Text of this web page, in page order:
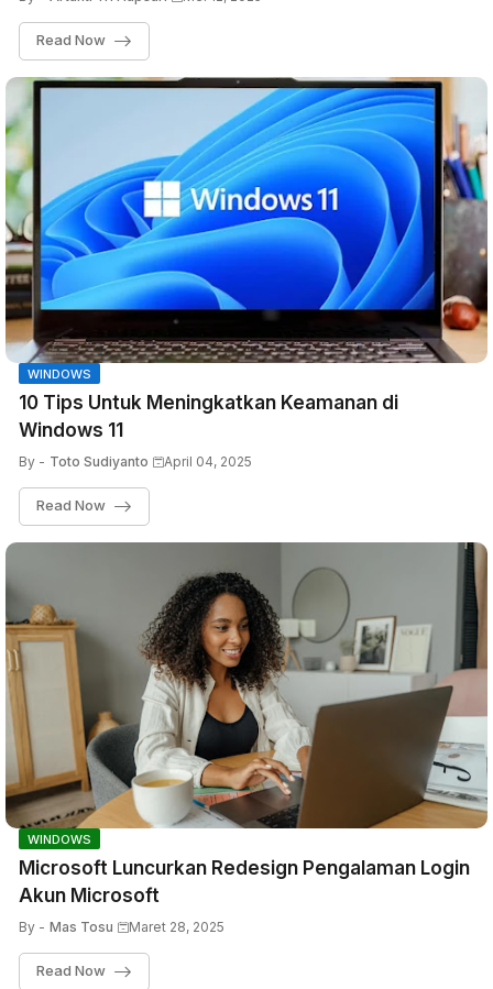
Read Now
WINDOWS
10 Tips Untuk Meningkatkan Keamanan di
Windows 11
By - Toto Sudiyanto April 04, 2025
Read Now
WINDOWS
Microsoft Luncurkan Redesign Pengalaman Login
Akun Microsoft
By - Mas Tosu Maret 28, 2025
Read Now